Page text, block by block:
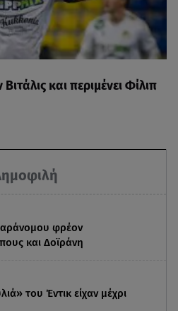
φρέον
και Δοϊράνη
του Έντικ είχαν μέχρι
και περιμένει Φίλιπ